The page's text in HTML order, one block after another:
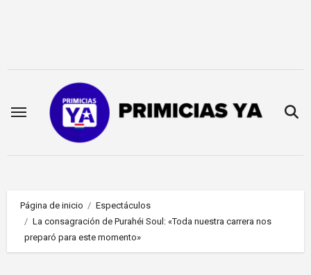
Página de inicio
Espectáculos
La consagración de Purahéi Soul: «Toda nuestra carrera nos
preparó para este momento»